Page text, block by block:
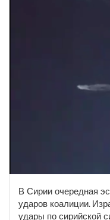
В Сирии очередная
ударов коалиции.
удары по сирийской